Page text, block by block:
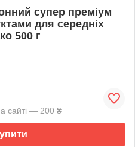
супер преміум
для середніх
500 г
сайті — 200 ₴